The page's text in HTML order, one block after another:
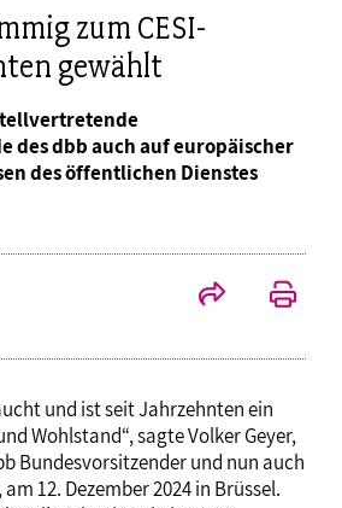
zum CESI-
gewählt
des dbb auch auf europäischer
des öffentlichen Dienstes
und ist seit Jahrzehnten ein
Wohlstand“, sagte Volker Geyer,
Bundesvorsitzender und nun auch
12. Dezember 2024 in Brüssel.